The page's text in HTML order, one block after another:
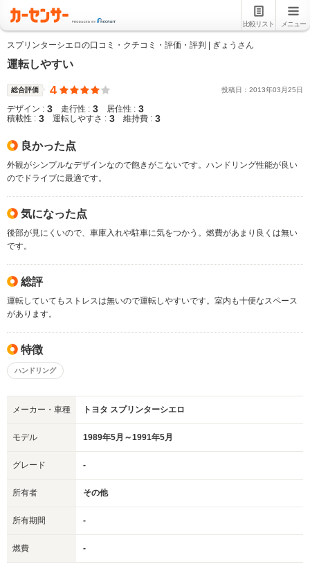
比較リスト メニュー
スプリンターシエロの口コミ・クチコミ・評価・評判 | ぎょうさん
運転しやすい
総合評価 4 投稿日： 2013年03 月25日
デザイン : 3 走行性 : 3 居住性 : 3
積載性 : 3 運転しやすさ : 3 維持費 : 3
良かった点
外観がシンプルなデザインなので飽きがこないです。ハンドリング性能が良い
のでドライブに最適です。
気になった点
後部が見にくいので、車庫入れや駐車に気をつかう。燃費があまり良くは無い
です。
総評
運転していてもストレスは無いので運転しやすいです。室内も十便なスペース
があります。
特徴
ハンドリング
メーカー・車種 トヨタ スプリンターシエロ
モデル 1989年5月～1991年5月
グレード -
所有者 その他
所有期間 -
燃費 -